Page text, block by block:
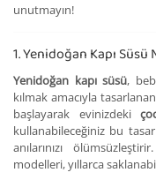
unutmayın!
1. Yenidoğan Kapı
Yenidoğan kapı süsü,
kılmak amacıyla
başlayarak evinizdeki
kullanabileceğiniz bu
anılarınızı
modelleri, yıllarca